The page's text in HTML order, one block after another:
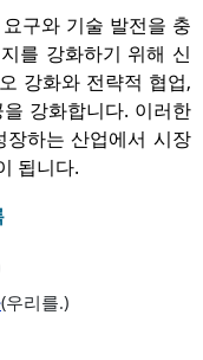
구와 기술 발전을 충
를 강화하기 위해 신
강화와 전략적 협업,
강화합니다. 이러한
하는 산업에서 시장
됩니다.
(우리를.)